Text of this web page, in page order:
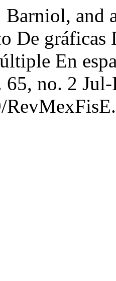
Barniol, and
De gráficas
En
65, no. 2